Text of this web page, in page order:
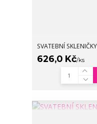
SVATEBNÍ
626,0 Kč/ks